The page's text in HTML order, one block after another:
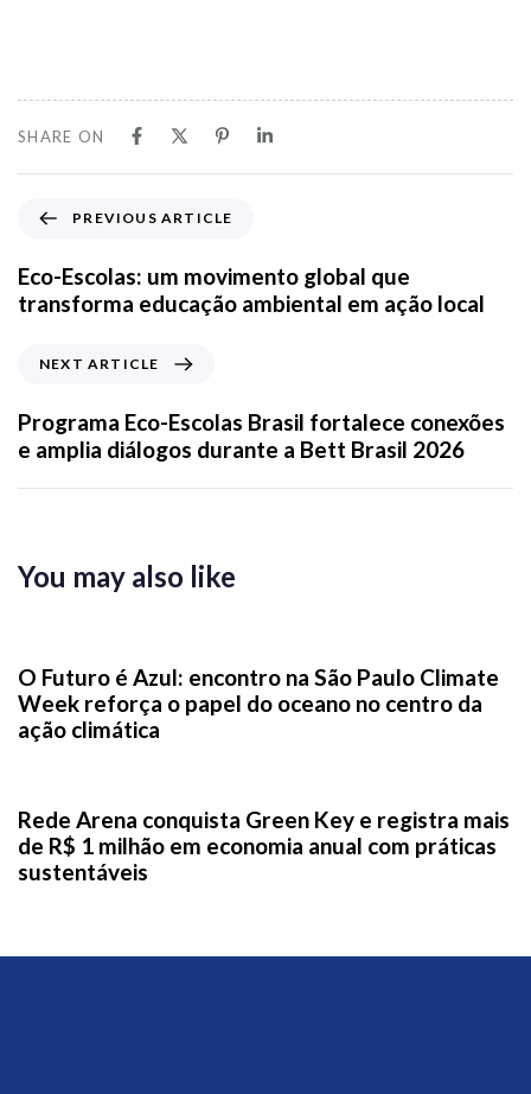
SHARE ON
PREVIOUS ARTICLE
Eco-Escolas: um movimento global que
transforma educação ambiental em ação local
NEXT ARTICLE
Programa Eco-Escolas Brasil fortalece conexões
e amplia diálogos durante a Bett Brasil 2026
You may also like
O Futuro é Azul: encontro na São Paulo Climate
Week reforça o papel do oceano no centro da
ação climática
Rede Arena conquista Green Key e registra mais
de R$ 1 milhão em economia anual com práticas
sustentáveis